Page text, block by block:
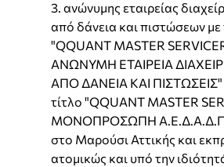
3. ανώνυμης εταιρείας
από δάνεια και πιστώσεων με
"QQUANT MASTER
ΑΝΩΝΥΜΗ ΕΤΑΙΡΕΙΑ
ΑΠΟ ΔΑΝΕΙΑ ΚΑΙ ΠΙΣΤΩΣΕΙΣ"
τίτλο "QQUANT MASTER
ΜΟΝΟΠΡΟΣΩΠΗ Α.Ε.Δ.Α.Δ.Π.",
στο Μαρούσι Αττικής και
ατομικώς και υπό την